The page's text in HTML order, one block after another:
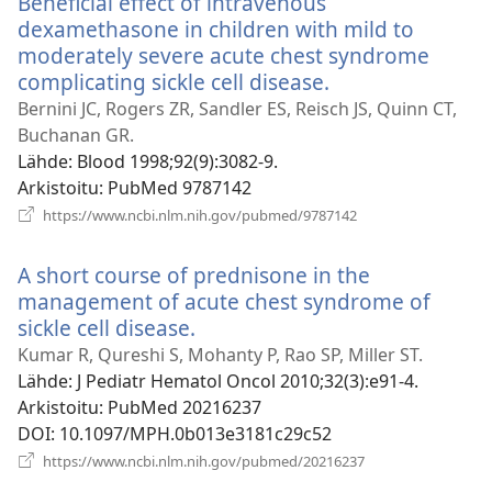
dexamethasone in children with mild to
moderately severe acute chest syndrome
complicating sickle cell disease.
uuden
Bernini JC, Rogers ZR, Sandler ES, Reisch JS, Quinn CT,
Buchanan GR.
Lähde‎: Blood 1998;92(9):3082-9.
Arkistoitu‎: PubMed 9787142
https://www.ncbi.nlm.nih.gov/pubmed/9787142
A short course of prednisone in the
management of acute chest syndrome of
sickle cell disease.
uuden
ikkunan)
Kumar R, Qureshi S, Mohanty P, Rao SP, Miller ST.
Lähde‎: J Pediatr Hematol Oncol 2010;32(3):e91-4.
Arkistoitu‎: PubMed 20216237
DOI‎: 10.1097/MPH.0b013e3181c29c52
https://www.ncbi.nlm.nih.gov/pubmed/20216237